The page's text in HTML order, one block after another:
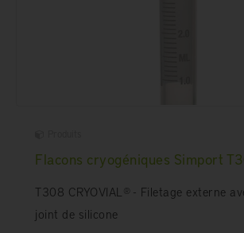
Flacons cryogéniques Simport
T308 CRYOVIAL® - Filetage externe
joint de silicone